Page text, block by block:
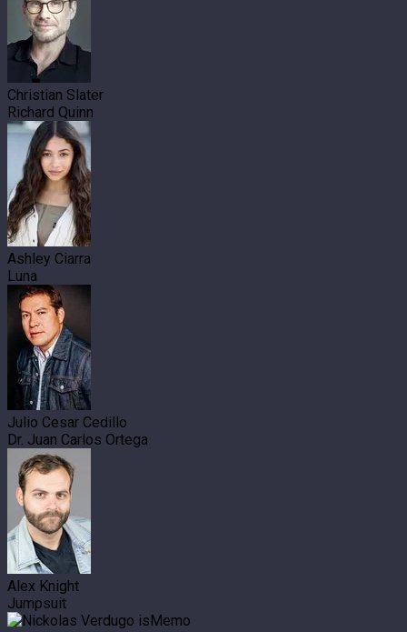
Christian Slater
Richard Quinn
Ashley Ciarra
Luna
Julio Cesar Cedillo
Dr. Juan Carlos Ortega
Alex Knight
Jumpsuit